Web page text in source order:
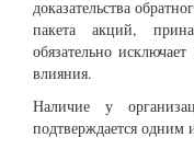
доказательства
пакета акций,
обязательно
влияния.
Наличие у
подтверждается